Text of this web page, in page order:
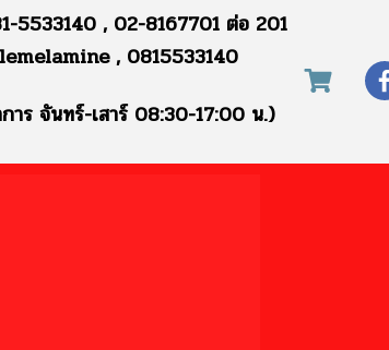
5533140 , 02-8167701 ต่อ 201
, 0815533140
าร จันทร์-เสาร์ 08:30-17:00 น.)